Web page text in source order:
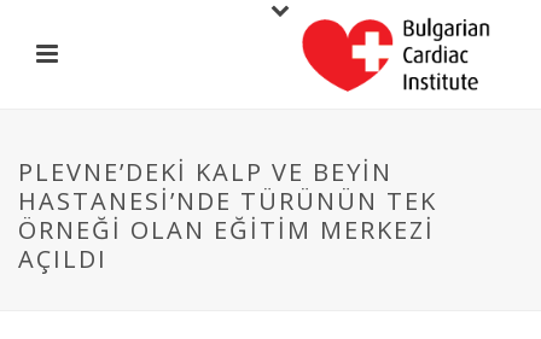
PLEVNE’DEKI KALP VE BEYIN
HASTANESI’NDE TÜRÜNÜN TEK
ÖRNEĞI OLAN EĞITIM MERKEZI
AÇILDI